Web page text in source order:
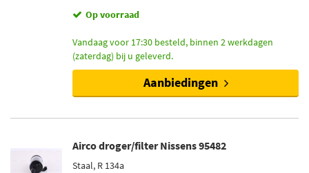
Op voorraad
Vandaag voor 17:30 besteld, binnen 2 werkdagen
(zaterdag) bij u geleverd.
Aanbiedingen
Airco droger/filter Nissens 95482
Staal, R 134a